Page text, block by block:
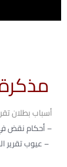
أسباب بطلان
– أحكام نقض في
– عيوب تقرير